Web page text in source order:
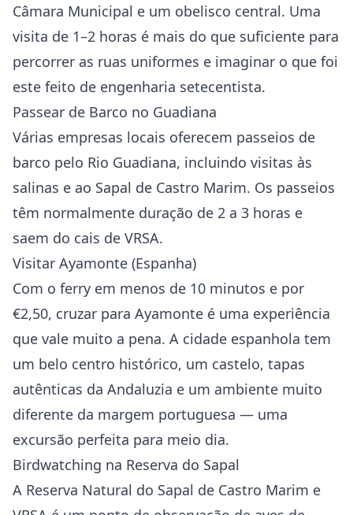
Câmara Municipal e um obelisco central. Uma
visita de 1–2 horas é mais do que suficiente para
percorrer as ruas uniformes e imaginar o que foi
este feito de engenharia setecentista.
Passear de Barco no Guadiana
Várias empresas locais oferecem passeios de
barco pelo Rio Guadiana, incluindo visitas às
salinas e ao Sapal de Castro Marim. Os passeios
têm normalmente duração de 2 a 3 horas e
saem do cais de VRSA.
Visitar Ayamonte (Espanha)
Com o ferry em menos de 10 minutos e por
€2,50, cruzar para Ayamonte é uma experiência
que vale muito a pena. A cidade espanhola tem
um belo centro histórico, um castelo, tapas
autênticas da Andaluzia e um ambiente muito
diferente da margem portuguesa — uma
excursão perfeita para meio dia.
Birdwatching na Reserva do Sapal
A Reserva Natural do Sapal de Castro Marim e